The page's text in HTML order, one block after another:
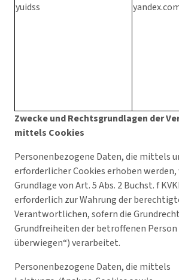
yuidss
Zwecke und Rechtsgrundlagen der
mittels Cookies
Personenbezogene Daten, die mittels
erforderlicher Cookies erhoben werden,
Grundlage von Art. 5 Abs. 2 Buchst. f
erforderlich zur Wahrung der
Verantwortlichen, sofern die
Grundfreiheiten der betroffenen
überwiegen“) verarbeitet.
Personenbezogene Daten, die mittels